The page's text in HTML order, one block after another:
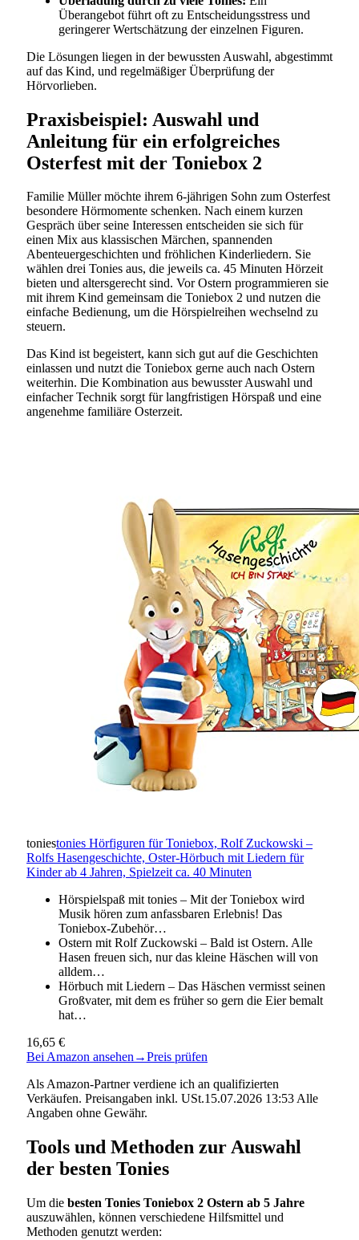
Überangebot führt oft zu Entscheidungsstress und
geringerer Wertschätzung der einzelnen Figuren.
Die Lösungen liegen in der bewussten Auswahl, abgestimmt
auf das Kind, und regelmäßiger Überprüfung der
Hörvorlieben.
Praxisbeispiel: Auswahl und
Anleitung für ein erfolgreiches
Osterfest mit der Toniebox 2
Familie Müller möchte ihrem 6-jährigen Sohn zum Osterfest
besondere Hörmomente schenken. Nach einem kurzen
Gespräch über seine Interessen entscheiden sie sich für
einen Mix aus klassischen Märchen, spannenden
Abenteuergeschichten und fröhlichen Kinderliedern. Sie
wählen drei Tonies aus, die jeweils ca. 45 Minuten Hörzeit
bieten und altersgerecht sind. Vor Ostern programmieren sie
mit ihrem Kind gemeinsam die Toniebox 2 und nutzen die
einfache Bedienung, um die Hörspielreihen wechselnd zu
steuern.
Das Kind ist begeistert, kann sich gut auf die Geschichten
einlassen und nutzt die Toniebox gerne auch nach Ostern
weiterhin. Die Kombination aus bewusster Auswahl und
einfacher Technik sorgt für langfristigen Hörspaß und eine
angenehme familiäre Osterzeit.
toniestonies Hörfiguren für Toniebox, Rolf Zuckowski –
Rolfs Hasengeschichte, Oster-Hörbuch mit Liedern für
Kinder ab 4 Jahren, Spielzeit ca. 40 Minuten
Hörspielspaß mit tonies – Mit der Toniebox wird
Musik hören zum anfassbaren Erlebnis! Das
Toniebox-Zubehör…
Ostern mit Rolf Zuckowski – Bald ist Ostern. Alle
Hasen freuen sich, nur das kleine Häschen will von
alldem…
Hörbuch mit Liedern – Das Häschen vermisst seinen
Großvater, mit dem es früher so gern die Eier bemalt
hat…
16,65 €
Bei Amazon ansehen→Preis prüfen
Als Amazon-Partner verdiene ich an qualifizierten
Verkäufen. Preisangaben inkl. USt.15.07.2026 13:53 Alle
Angaben ohne Gewähr.
Tools und Methoden zur Auswahl
der besten Tonies
Um die besten Tonies Toniebox 2 Ostern ab 5 Jahre
auszuwählen, können verschiedene Hilfsmittel und
Methoden genutzt werden: